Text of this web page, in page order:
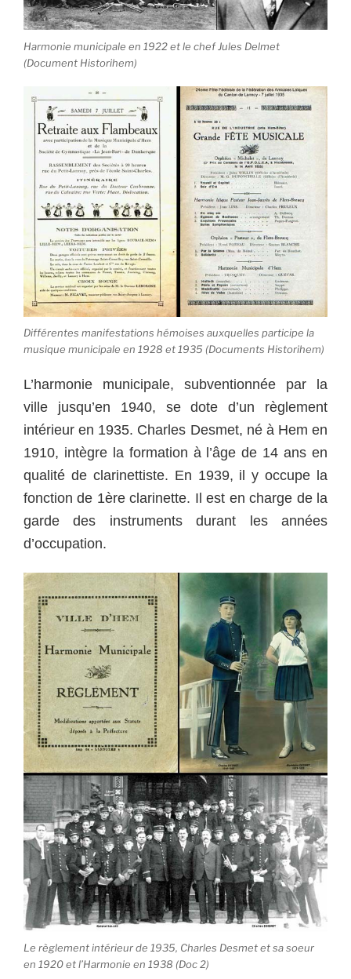
Harmonie municipale en 1922 et le chef Jules Delmet
(Document Historihem)
Différentes manifestations hémoises auxquelles participe la
musique municipale en 1928 et 1935 (Documents Historihem)
L’harmonie municipale, subventionnée par la
ville jusqu’en 1940, se dote d’un règlement
intérieur en 1935. Charles Desmet, né à Hem en
1910, intègre la formation à l’âge de 14 ans en
qualité de clarinettiste. En 1939, il y occupe la
fonction de 1ère clarinette. Il est en charge de la
garde des instruments durant les années
d’occupation.
Le règlement intérieur de 1935, Charles Desmet et sa soeur
en 1920 et l’Harmonie en 1938 (Doc 2)